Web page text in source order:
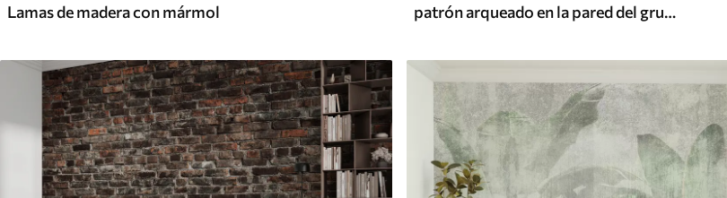
Lamas de madera con mármol patrón arqueado en la pared del grunge